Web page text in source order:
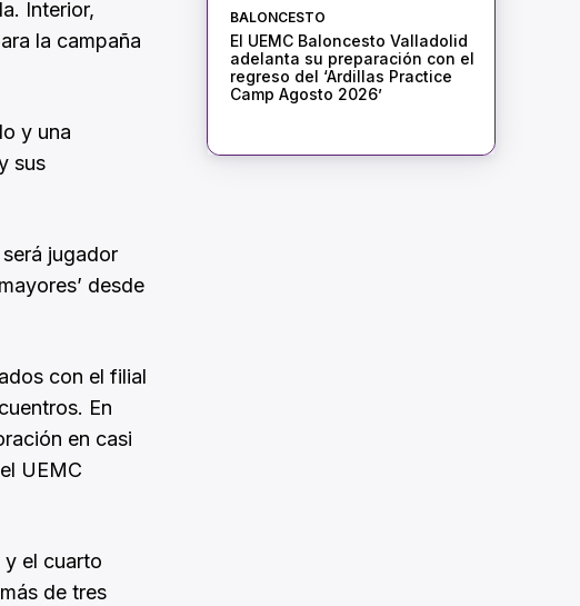
Interior,
la campaña
y una
sus
jugador
desde
con el filial
En
en casi
UEMC
el cuarto
de tres
BALONCESTO
El UEMC Baloncesto Valladolid
adelanta su preparación con el
regreso del ‘Ardillas Practice
Camp Agosto 2026’